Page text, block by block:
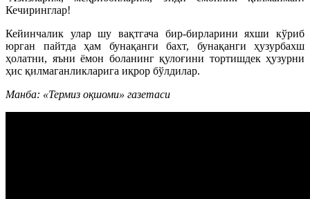
Кечиринглар!
Кейинчалик улар шу вақтгача бир-бирларини яхши кўриб
юрган пайтда ҳам бунақанги бахт, бунақанги ҳузурбахш
ҳолатни, яъни ёмон боланинг қулоғини тортишдек ҳузурни
ҳис қилмаганликларига иқрор бўлдилар.
Манба: «Термиз оқшоми» газетаси